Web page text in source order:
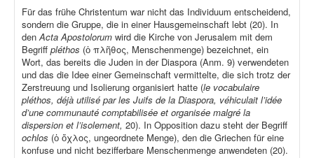
Für das frühe Christentum war nicht das Individuum entscheidend,
sondern die Gruppe, die in einer Hausgemeinschaft lebt (20). In
denActa Apostolorum wird die Kirche von Jerusalem mit dem
Begriff pléthos (ὁ πλῆθος, Menschenmenge) bezeichnet, ein
Wort, das bereits die Juden in der Diaspora (Anm. 9) verwendeten
und das die Idee einer Gemeinschaft vermittelte, die sich trotz der
Zerstreuung und Isolierung organisiert hatte (le vocabulaire
pléthos, déjà utilisé par les Juifs de la Diaspora, véhiculait l’idée
d’une communauté comptabilisée et organisée malgré la
dispersion et l’isolement, 20). In Opposition dazu steht der Begriff
ochlos (ὁ ὄχλος, ungeordnete Menge), den die Griechen für eine
konfuse und nicht bezifferbare Menschenmenge anwendeten (20).